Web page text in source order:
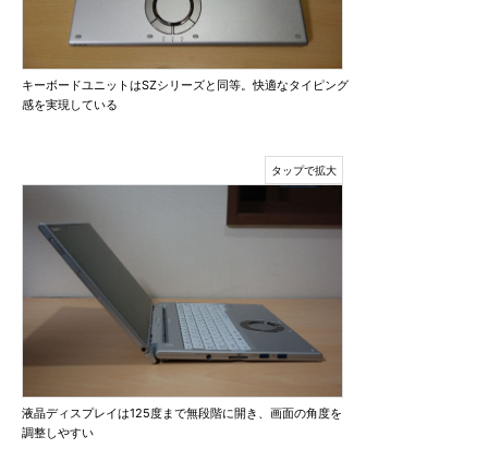
キーボードユニットはSZシリーズと同等。快適なタイピング
感を実現している
液晶ディスプレイは125度まで無段階に開き、画面の角度を
調整しやすい